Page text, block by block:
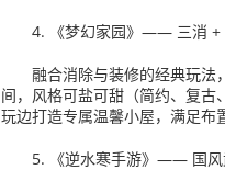
4. 《梦幻家园》—— 三消 +
融合消除与装修的经典玩法
间，风格可盐可甜（简约、复
玩边打造专属温馨小屋，满足布
5. 《逆水寒手游》—— 国风